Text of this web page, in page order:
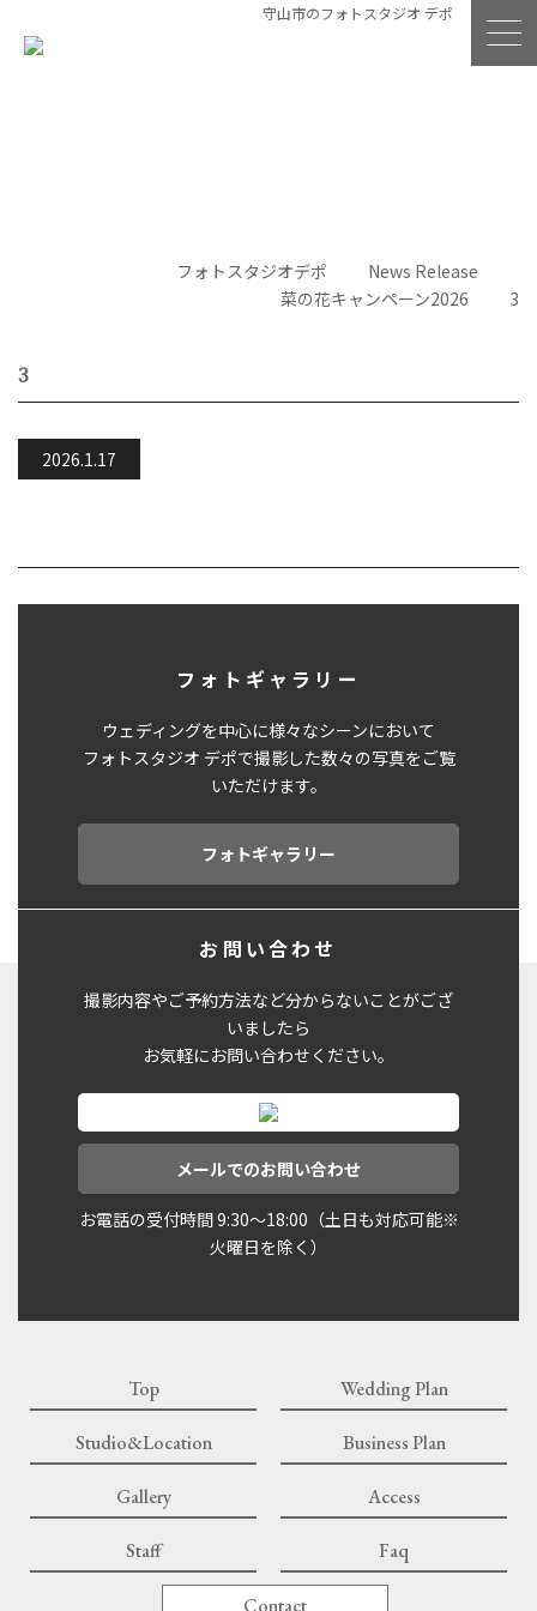
守山市のフォトスタジオ デポ
フォトスタジオデポ
News Release
菜の花キャンペーン2026
3
3
2026.1.17
フォトギャラリー
ウェディングを中心に様々なシーンにおいて
フォトスタジオ デポで撮影した数々の写真をご覧
いただけます。
フォトギャラリー
お問い合わせ
撮影内容やご予約方法など分からないことがござ
いましたら
お気軽にお問い合わせください。
メールでのお問い合わせ
お電話の受付時間 9:30〜18:00（土日も対応可能※
火曜日を除く）
Top Wedding Plan
Studio&Location Business Plan
Gallery Access
Staff Faq
Contact